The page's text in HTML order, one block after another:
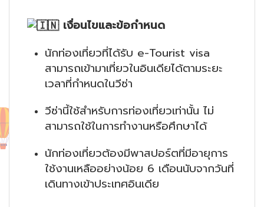
เงื่อนไขและข้อกำหนด
นักท่องเที่ยวที่ได้รับ e-Tourist visa
สามารถเข้ามาเที่ยวในอินเดียได้ตามระยะ
เวลาที่กำหนดในวีซ่า
วีซ่านี้ใช้สำหรับการท่องเที่ยวเท่านั้น ไม่
สามารถใช้ในการทำงานหรือศึกษาได้
นักท่องเที่ยวต้องมีพาสปอร์ตที่มีอายุการ
ใช้งานเหลืออย่างน้อย 6 เดือนนับจากวันที่
เดินทางเข้าประเทศอินเดีย